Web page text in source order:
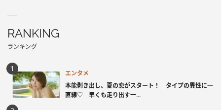
RANKING
ランキング
エンタメ
本能剥き出し、夏の恋がスタート！ タイプの異性に一
直線♡ 早くも走り出す一...